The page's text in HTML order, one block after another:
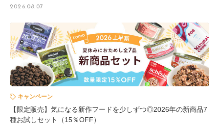
2026.08.07
キャンペーン
【限定販売】気になる新作フードを少しずつ◎2026年の新商品7
種お試しセット（15％OFF）